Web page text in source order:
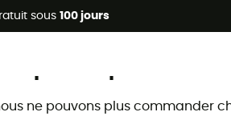
sous 100 jours
dès 2 produits* code Summer5
ne pouvons plus commander